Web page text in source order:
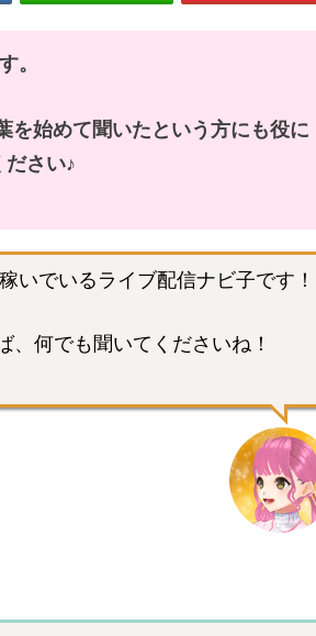
。
を始めて聞いたという方にも役に
さい♪
いでいるライブ配信ナビ子です！
、何でも聞いてくださいね！